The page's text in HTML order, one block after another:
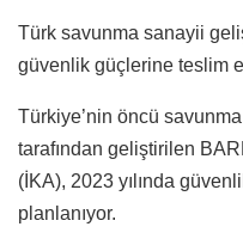
Türk savunma sanayii
güvenlik güçlerine teslim
Türkiye’nin öncü
tarafından geliştirilen
(İKA), 2023 yılında
planlanıyor.